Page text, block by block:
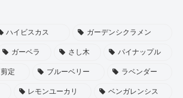
ハイビスカス ガーデンシクラメン
ガーベラ さし木 パイナップル
剪定 ブルーベリー ラベンダー
レモンユーカリ ベンガレンシス